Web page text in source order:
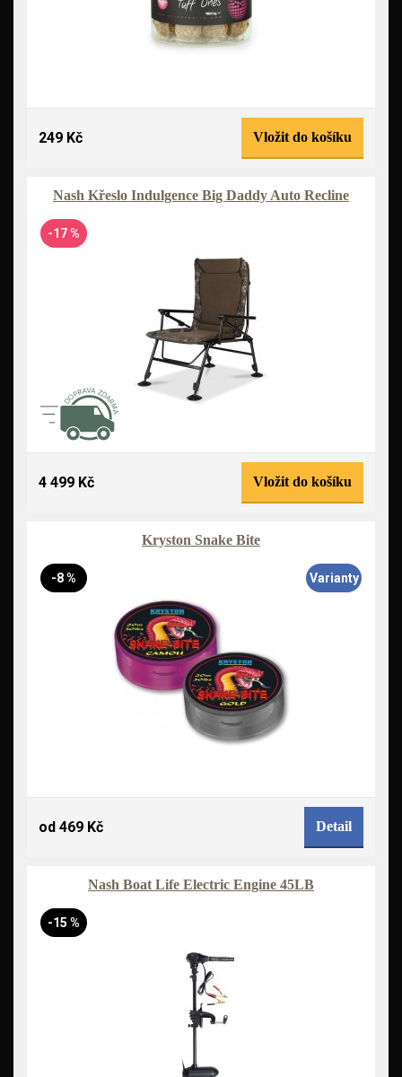
249 Kč Vložit do košíku
Nash Křeslo Indulgence Big Daddy Auto Recline
-17 %
4 499 Kč Vložit do košíku
Kryston Snake Bite
-8 % Varianty
od 469 Kč Detail
Nash Boat Life Electric Engine 45LB
-15 %